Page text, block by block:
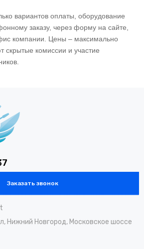
вариантов оплаты, оборудование
заказу, через форму на сайте,
компании. Цены – максимально
скрытые комиссии и участие
Заказать звонок
Нижний Новгород, Московское шоссе